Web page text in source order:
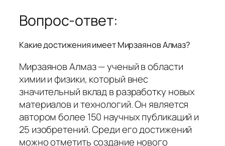
Вопрос-ответ:
Какие достижения имеет Мирзаянов Алмаз?
Мирзаянов Алмаз — ученый в области
химии и физики, который внес
значительный вклад в разработку новых
материалов и технологий. Он является
автором более 150 научных публикаций и
25 изобретений. Среди его достижений
можно отметить создание нового